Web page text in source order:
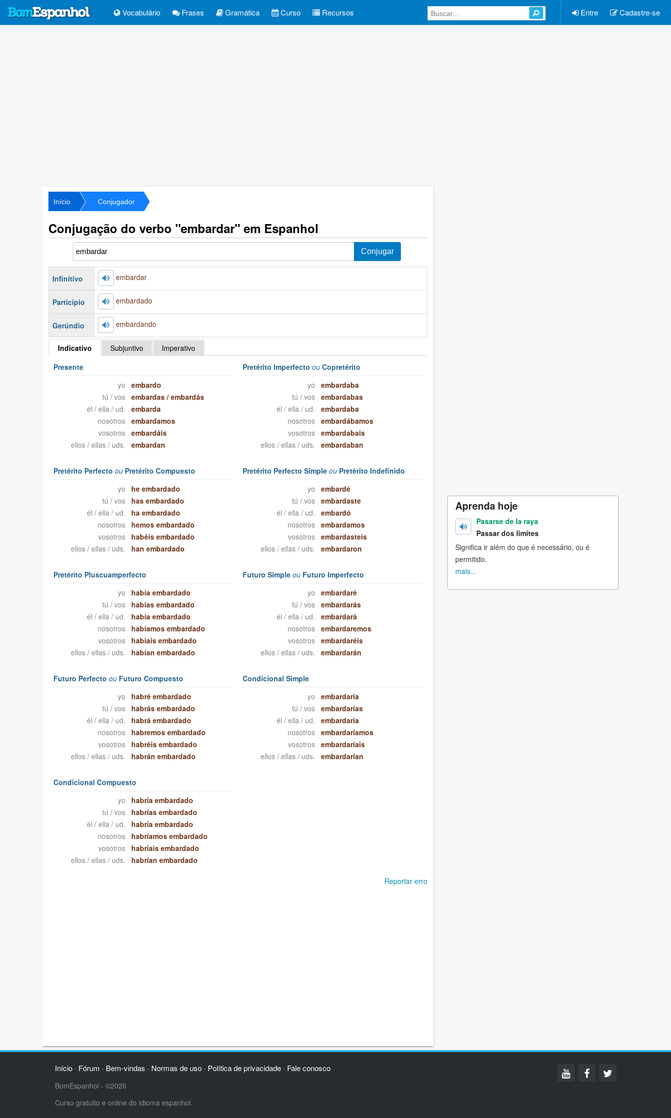
Vocabulário Frases Gramática Curso Recursos Entre Cadastre-se
Início Conjugador
Conjugação do verbo "embardar" em Espanhol
Infinitivo embardar
Particípio embardado
Gerúndio embardando
Indicativo Subjuntivo
Imperativo
Presente
yo
embardo
tú / vos
embardas /embardás
él / ella / ud.
embarda
nosotros
embardamos
vosotros
embardáis
ellos / ellas / uds.
embardan
Pretérito Imperfectoou Copretérito
yo
embardaba
tú / vos
embardabas
él / ella / ud.
embardaba
nosotros
embardábamos
vosotros
embardabais
ellos / ellas / uds.
embardaban
Pretérito Perfecto ouPretérito Compuesto
yo
he embardado
tú / vos
has embardado
él / ella / ud.
ha embardado
nosotros
hemos embardado
vosotros
habéis embardado
ellos / ellas / uds.
han embardado
Pretérito Perfecto Simpleou Pretérito Indefinido
yo
embardé
tú / vos
embardaste
él / ella / ud.
embardó
nosotros
embardamos
vosotros
embardasteis
ellos / ellas / uds.
embardaron
Pretérito Pluscuamperfecto
yo
había embardado
tú / vos
habías embardado
él / ella / ud.
había embardado
nosotros
habíamos embardado
vosotros
habíais embardado
ellos / ellas / uds.
habían embardado
Futuro Simpleou Futuro Imperfecto
yo
embardaré
tú / vos
embardarás
él / ella / ud.
embardará
nosotros
embardaremos
vosotros
embardaréis
ellos / ellas / uds.
embardarán
Futuro Perfecto ouFuturo Compuesto
yo
habré embardado
tú / vos
habrás embardado
él / ella / ud.
habrá embardado
nosotros
habremos embardado
vosotros
habréis embardado
ellos / ellas / uds.
habrán embardado
Condicional Simple
yo
embardaría
tú / vos
embardarías
él / ella / ud.
embardaría
nosotros
embardaríamos
vosotros
embardaríais
ellos / ellas / uds.
embardarían
Condicional Compuesto
yo
habría embardado
tú / vos
habrías embardado
él / ella / ud.
habría embardado
nosotros
habríamos embardado
vosotros
habríais embardado
ellos / ellas / uds.
habrían embardado
Reportar erro
Aprenda hoje
Pasarse de la raya
Passar dos limites
Significa ir além do que é necessário, ou é
permitido.
mais...
Início· Fórum · Bem-vindas · Normas de uso· Política de privacidade· Fale conosco
BomEspanhol - ©2026
Curso gratuito e online do idioma espanhol.